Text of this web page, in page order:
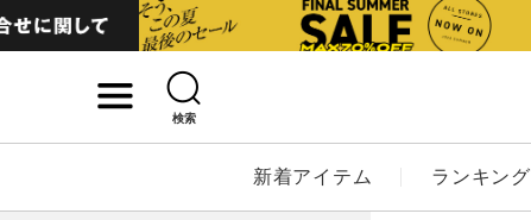
検索
新着アイテム ランキング